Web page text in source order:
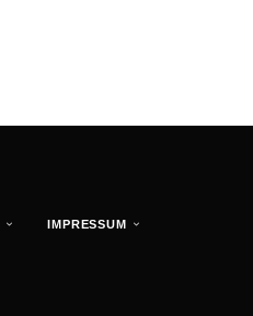
IMPRESSUM